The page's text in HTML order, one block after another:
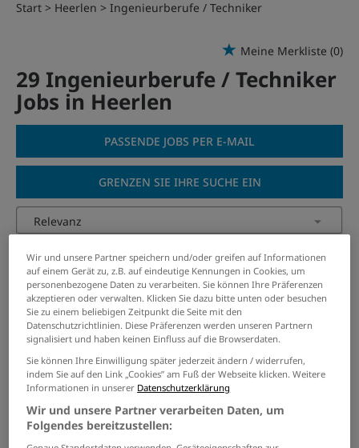
Start Heerlen Ingenieurberufe / Techniker
Meine Merkliste (0)
29 Ingenieurberufe / Techniker
Jobs in Heerlen
PASSENDE JOBS PER E-MAIL
GRENZEN SIE IHRE SUCHE EIN
Forstwirt:in (w/m/d)
18.07.2026 /Stadt Würselen / Würselen
Senior Experte Netzleitsysteme &
OT (m/w/d)
07.08.2026 /Regionetz GmbH / Aachen
Mitarbeiter Abwiegeraum
(m/w/d)
Wir und unsere Partner speichern und/oder greifen auf Informationen
auf einem Gerät zu, z.B. auf eindeutige Kennungen in Cookies, um
personenbezogene Daten zu verarbeiten. Sie können Ihre Präferenzen
akzeptieren oder verwalten. Klicken Sie dazu bitte unten oder besuchen
Sie zu einem beliebigen Zeitpunkt die Seite mit den
Datenschutzrichtlinien. Diese Präferenzen werden unseren Partnern
signalisiert und haben keinen Einfluss auf die Browserdaten.
Sie können Ihre Einwilligung später jederzeit ändern / widerrufen,
indem Sie auf den Link „Cookies” am Fuß der Webseite klicken. Weitere
Informationen in unserer Datenschutzerklärung
Wir und unsere Partner verarbeiten Daten, um
Folgendes bereitzustellen: